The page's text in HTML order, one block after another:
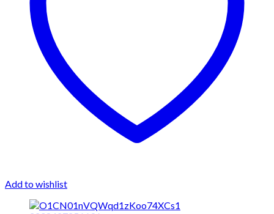
Add to wishlist